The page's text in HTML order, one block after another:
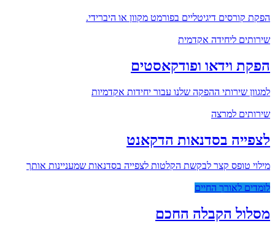
הפקת קורסים דיגיטליים בפורמט מקוון או היברידי.
שירותים ליחידה אקדמית
הפקת וידאו ופודקאסטים
למגוון שירותי ההפקה שלנו עבור יחידות אקדמיות
שירותים למרצה
לצפייה בסדנאות הדקאנט
מילוי טופס קצר לבקשת הקלטות לצפייה בסדנאות שמעניינות אותך
לומדים לאורך החיים
מסלול הקבלה החכם